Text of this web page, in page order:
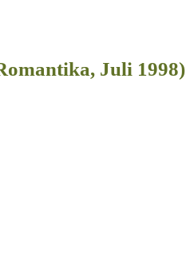
Juli 1998)